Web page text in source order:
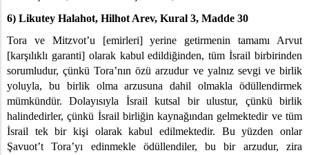
6) Likutey Halahot, Hilhot Arev, Kural 3, Madde 30
Tora ve Mitzvot’u [emirleri] yerine getirmenin tamamı Arvut
[karşılıklı garanti] olarak kabul edildiğinden, tüm İsrail birbirinden
sorumludur, çünkü Tora’nın özü arzudur ve yalnız sevgi ve birlik
yoluyla, bu birlik olma arzusuna dahil olmakla ödüllendirmek
mümkündür. Dolayısıyla İsrail kutsal bir ulustur, çünkü birlik
halindedirler, çünkü İsrail birliğin kaynağından gelmektedir ve tüm
İsrail tek bir kişi olarak kabul edilmektedir. Bu yüzden onlar
Şavuot’t Tora’yı edinmekle ödüllendiler, bu bir arzudur, zira